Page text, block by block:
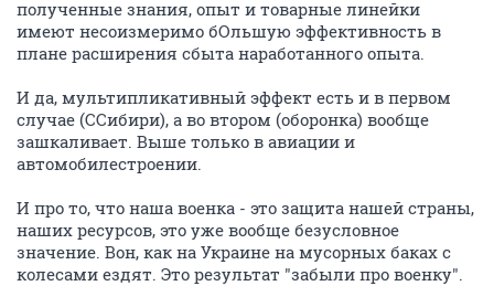
полученные знания, опыт и товарные линейки
имеют несоизмеримо бОльшую эффективность в
плане расширения сбыта наработанного опыта.
И да, мультипликативный эффект есть и в первом
случае (ССибири), а во втором (оборонка) вообще
зашкаливает. Выше только в авиации и
автомобилестроении.
И про то, что наша военка - это защита нашей страны,
наших ресурсов, это уже вообще безусловное
значение. Вон, как на Украине на мусорных баках с
колесами ездят. Это результат "забыли про военку".